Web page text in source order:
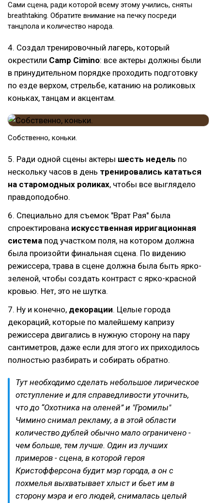
Сами сцена, ради которой всему этому учились, сняты
breathtaking. Обратите внимание на печку посреди
танцпола и количество народа.
4. Создал тренировочный лагерь, который
окрестили Camp Cimino: все актеры должны были
в принудительном порядке проходить подготовку
по езде верхом, стрельбе, катанию на роликовых
коньках, танцам и акцентам.
Собственно, коньки.
5. Ради одной сцены актеры шесть недель по
нескольку часов в день тренировались кататься
на старомодных роликах, чтобы все выглядело
правдоподобно.
6. Специально для съемок "Врат Рая" была
спроектирована искусственная ирригационная
система под участком поля, на котором должна
была произойти финальная сцена. По видению
режиссера, трава в сцене должна была быть ярко-
зеленой, чтобы создать контраст с ярко-красной
кровью. Нет, это не шутка.
7. Ну и конечно, декорации. Целые города
декораций, которые по малейшему капризу
режиссера двигались в нужную сторону на пару
сантиметров, даже если для этого их приходилось
полностью разбирать и собирать обратно.
Тут необходимо сделать небольшое лирическое
отступление и для справедливости уточнить,
что до “Охотника на оленей” и "Громилы"
Чимино снимал рекламу, а в этой области
количество дублей обычно мало ограничено -
чем больше, тем лучше. Один из лучших
примеров - сцена, в которой героя
Кристофферсона будит мэр города, а он с
похмелья выхватывает хлыст и бьет им в
сторону мэра и его людей, снималась целый